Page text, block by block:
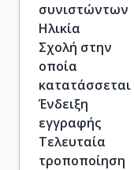
συνιστώντων
Ηλικία
Σχολή στην
οποία
κατατάσσεται
Ένδειξη
εγγραφής
Τελευταία
τροποποίηση